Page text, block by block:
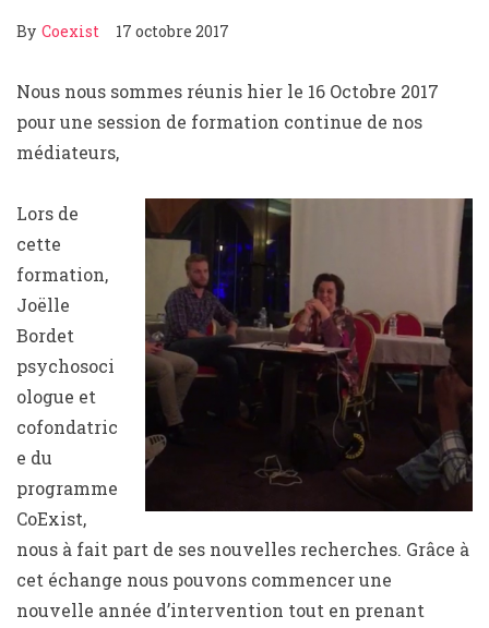
By Coexist 17 octobre 2017
Nous nous sommes réunis hier le 16 Octobre 2017
pour une session de formation continue de nos
médiateurs,
Lors de
cette
formation,
Joëlle
Bordet
psychosoci
ologue et
cofondatric
e du
programme
CoExist,
nous à fait part de ses nouvelles recherches. Grâce à
cet échange nous pouvons commencer une
nouvelle année d’intervention tout en prenant